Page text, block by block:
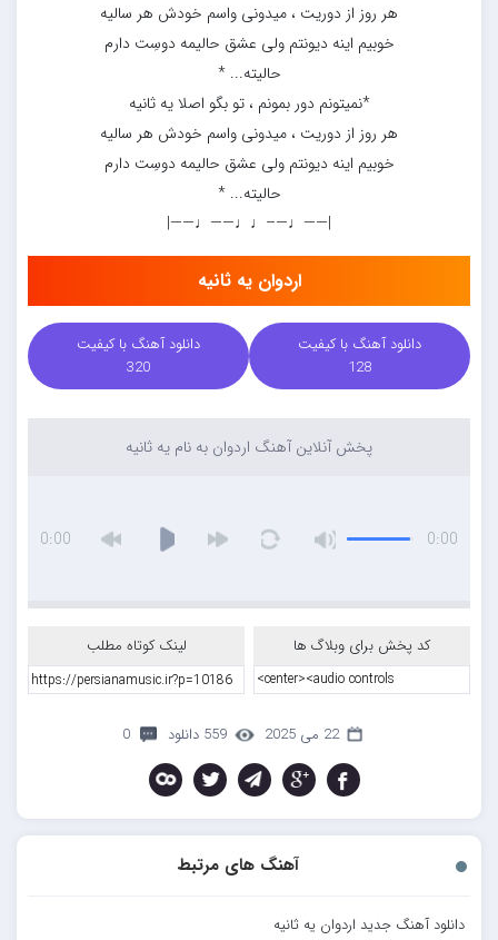
هر روز از دوریت ، میدونی واسم خودش هر سالیه
خوبیم اینه دیونتم ولی عشق حالیمه دوسِت دارم
حالیته... *
*نمیتونم دور بمونم ، تو بگو اصلا یه ثانیه
هر روز از دوریت ، میدونی واسم خودش هر سالیه
خوبیم اینه دیونتم ولی عشق حالیمه دوسِت دارم
حالیته... *
|——♩—–♩♩——♩——|
اردوان یه ثانیه
دانلود آهنگ با کیفیت
128
دانلود آهنگ با کیفیت
320
پخش آنلاین آهنگ اردوان به نام یه ثانیه
0:00
0:00
کد پخش برای وبلاگ ها لینک کوتاه مطلب
22 می 2025 559 دانلود 0
آهنگ های مرتبط
دانلود آهنگ جدید اردوان یه ثانیه